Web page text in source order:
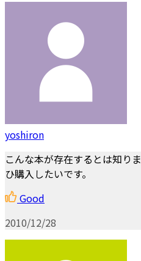
yoshiron
こんな本が存在するとは知り
ひ購入したいです。
Good
2010/12/28